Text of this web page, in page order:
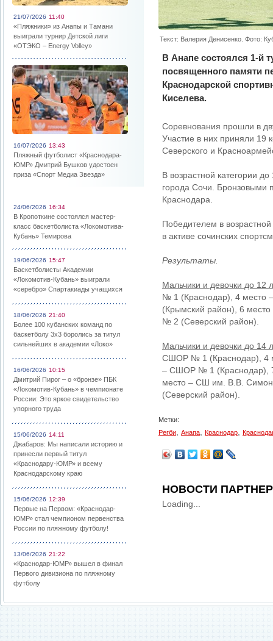
21/07/2026 11:40
«Пляжники» из Анапы и Тамани
выиграли турнир Детской лиги
«ОТЭКО – Energy Volley»
16/07/2026 13:43
Пляжный футболист «Краснодара-
ЮМР» Дмитрий Бушков удостоен
приза «Спорт Медиа Звезда»
24/06/2026 16:34
В Кропоткине состоялся мастер-
класс баскетболиста «Локомотива-
Кубань» Темирова
19/06/2026 15:47
Баскетболисты Академии
«Локомотив-Кубань» выиграли
«серебро» Спартакиады учащихся
18/06/2026 21:40
Более 100 кубанских команд по
баскетболу 3х3 боролись за титул
сильнейших в академии «Локо»
16/06/2026 10:15
Дмитрий Пирог – о «бронзе» ПБК
«Локомотив-Кубань» в чемпионате
России: Это яркое свидетельство
упорного труда
15/06/2026 14:11
Джабаров: Мы написали историю и
принесли первый титул
«Краснодару-ЮМР» и всему
Краснодарскому краю
15/06/2026 12:39
Первые на Первом: «Краснодар-
ЮМР» стал чемпионом первенства
России по пляжному футболу!
13/06/2026 21:22
«Краснодар-ЮМР» вышел в финал
Первого дивизиона по пляжному
футболу
Текст: Валерия Денисенко. Фото:
В Анапе состоялся 1-й
посвященного памяти
Краснодарской
Киселева.
Соревнования прошли в
Участие в них приняли 19
Северского и
В возрастной категории
города Сочи. Бронзовыми
Краснодара.
Победителем в
в активе сочинских
Результаты.
Мальчики и девочки до 12
№ 1 (Краснодар), 4 место
(Крымский район), 6
№ 2 (Северский район).
Мальчики и девочки до 14
СШОР № 1 (Краснодар), 4
– СШОР № 1 (Краснодар),
место – СШ им. В.В.
(Северский район).
Метки:
Регби
Анапа Краснодар
НОВОСТИ
Loading...